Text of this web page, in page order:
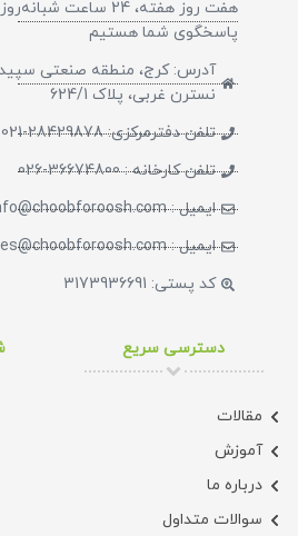
هفت روز هفته، 24 ساعت شبانه‌روز
پاسخگوی شما هستیم​
آدرس: کرج، منطقه صنعتی
نسترن غربی، پلاک 624/1
تلفن دفترمرکزی: 28429878-021
تلفن کارخانه : 36674800-026
ایمیل : info@choobforoosh.com
ایمیل : sales@choobforoosh.com
کد پستی: 3173936691
دسترسی سریع
مقالات
آموزش
درباره ما
سوالات متداول